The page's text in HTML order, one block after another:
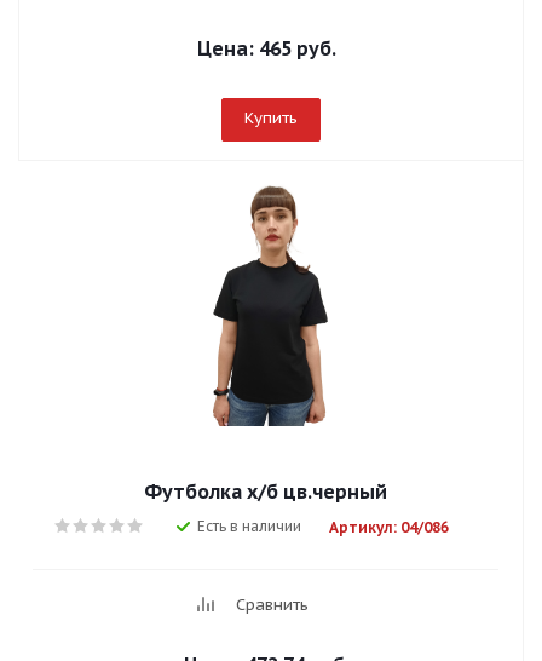
Цена: 465 руб.
Купить
Футболка х/б цв.черный
Есть в наличии Артикул: 04/086
Сравнить